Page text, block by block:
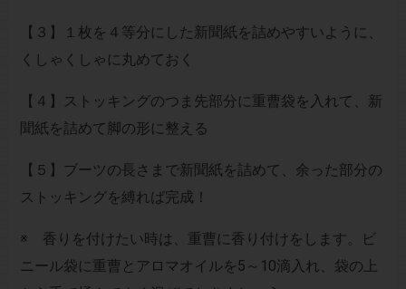
【３】１枚を４等分にした新聞紙を詰めやすいように、
くしゃくしゃに丸めておく
【４】ストッキングのつま先部分に重曹袋を入れて、新
聞紙を詰めて脚の形に整える
【５】ブーツの長さまで新聞紙を詰めて、余った部分の
ストッキングを縛れば完成！
※ 香りを付けたい時は、重曹に香り付けをします。ビ
ニール袋に重曹とアロマオイルを5～10滴入れ、袋の上